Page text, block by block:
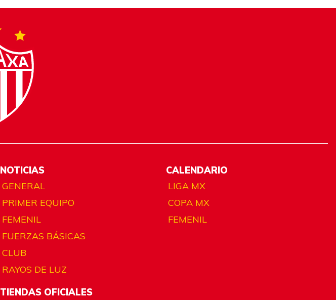
NOTICIAS
GENERAL
PRIMER EQUIPO
FEMENIL
FUERZAS BÁSICAS
CLUB
RAYOS DE LUZ
CALENDARIO
LIGA MX
COPA MX
FEMENIL
TIENDAS OFICIALES